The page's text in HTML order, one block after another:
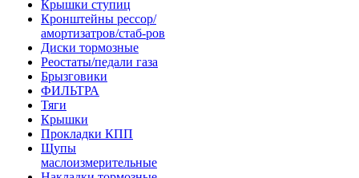
Крышки ступиц
Кронштейны рессор/
амортизатров/стаб-ров
Диски тормозные
Реостаты/педали газа
Брызговики
ФИЛЬТРА
Тяги
Крышки
Прокладки КПП
Щупы
маслоизмерительные